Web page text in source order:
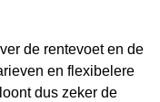
de rentevoet en de
en flexibelere
dus zeker de